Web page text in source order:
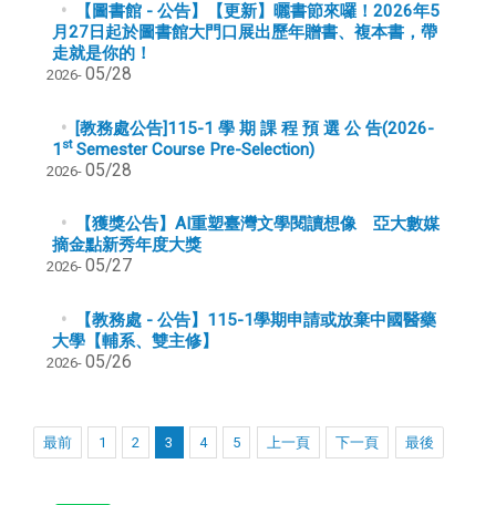
【圖書館 - 公告】【更新】曬書節來囉！2026年5
月27日起於圖書館大門口展出歷年贈書、複本書，帶
走就是你的！
2026- 05/28
[教務處公告]115-1 學 期 課 程 預 選 公 告(2026-
1 stSemester Course Pre-Selection)
2026- 05/28
【獲獎公告】AI重塑臺灣文學閱讀想像 亞大數媒
摘金點新秀年度大獎
2026- 05/27
【教務處 - 公告】115-1學期申請或放棄中國醫藥
大學【輔系、雙主修】
2026- 05/26
最前 1 2 3 4 5 上一頁 下一頁 最後